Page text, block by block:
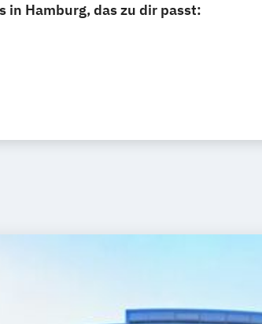
in Hamburg, das zu dir passt: